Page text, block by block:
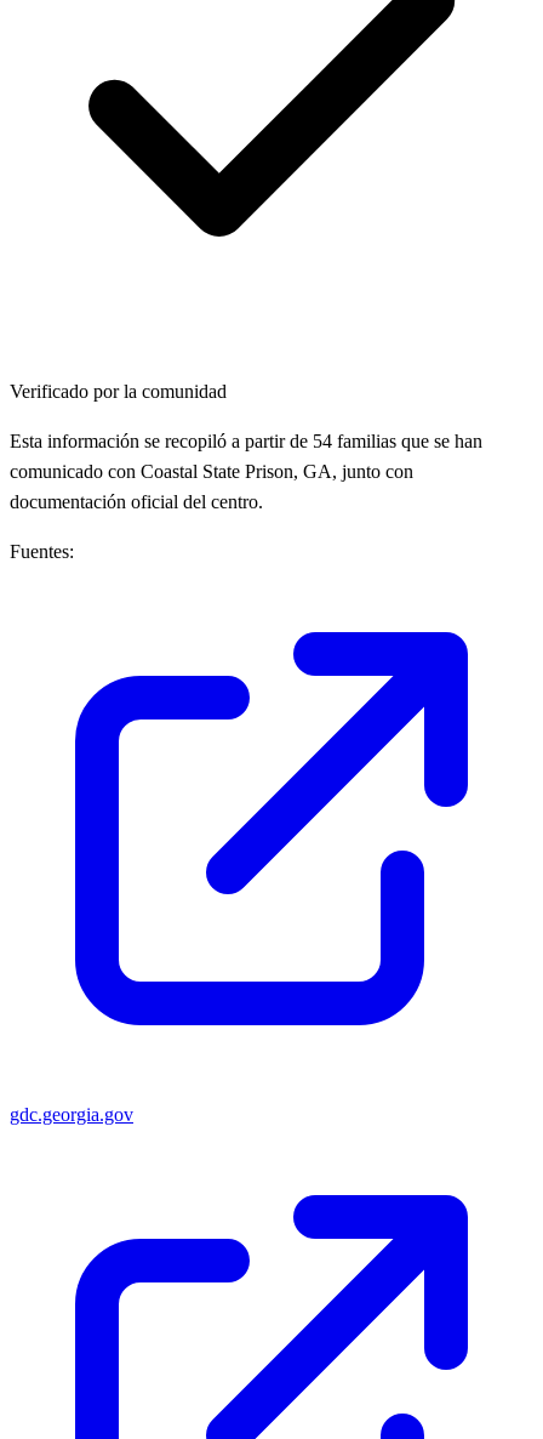
Verificado por la comunidad
Esta información se recopiló a partir de 54 familias que se han
comunicado con Coastal State Prison, GA, junto con
documentación oficial del centro.
Fuentes:
gdc.georgia.gov